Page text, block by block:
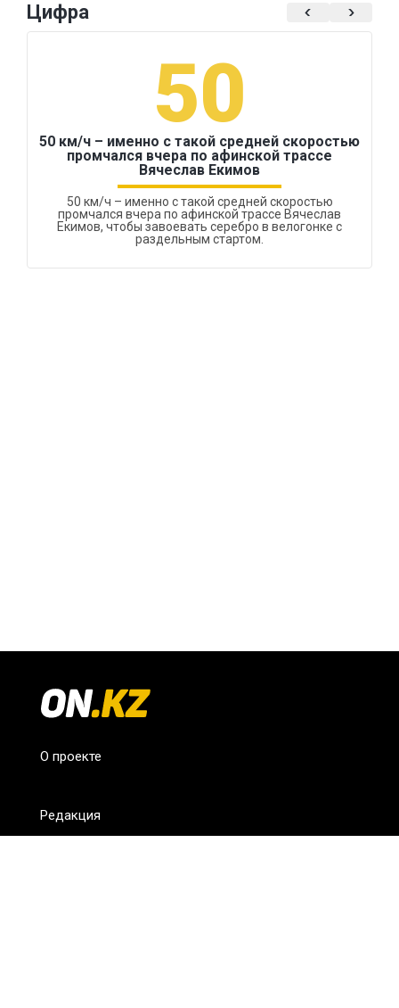
Цифра
50
50 км/ч – именно с такой средней скоростью
промчался вчера по афинской трассе
Вячеслав Екимов
50 км/ч – именно с такой средней скоростью
промчался вчера по афинской трассе Вячеслав
Екимов, чтобы завоевать серебро в велогонке с
раздельным стартом.
О проекте
Редакция